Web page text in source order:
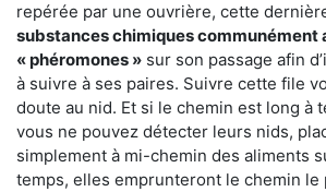
repérée par une ouvrière, cette
substances chimiques communément
« phéromones » sur son passage afin
à suivre à ses paires. Suivre cette file
doute au nid. Et si le chemin est long à
vous ne pouvez détecter leurs nids,
simplement à mi-chemin des aliments
temps, elles emprunteront le chemin